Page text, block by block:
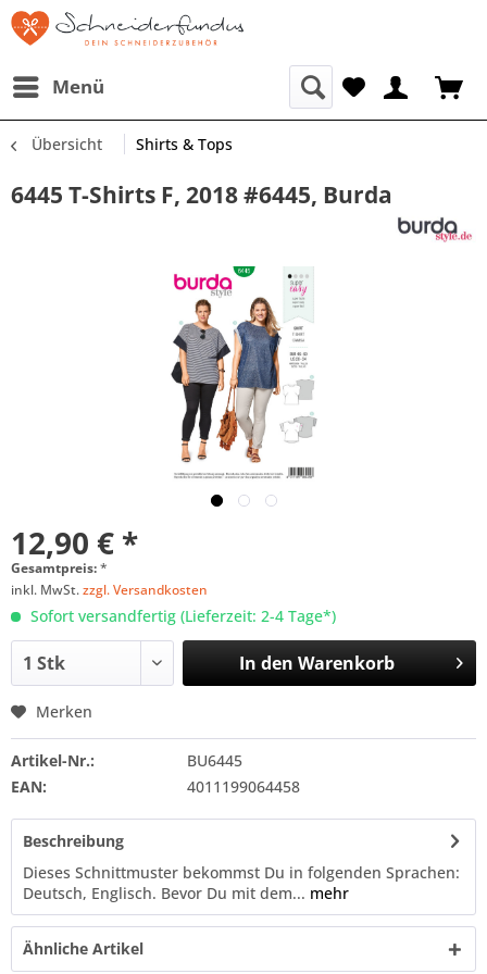
Menü
Übersicht Shirts & Tops
6445 T-Shirts F, 2018 #6445, Burda
12,90 € *
Gesamtpreis:*
inkl. MwSt.zzgl. Versandkosten
Sofort versandfertig (Lieferzeit: 2-4 Tage*)
In den Warenkorb
Merken
Artikel-Nr.:
BU6445
EAN:
4011199064458
Beschreibung
Dieses Schnittmuster bekommst Du in folgenden Sprachen:
Deutsch, Englisch. Bevor Du mit dem... mehr
Ähnliche Artikel